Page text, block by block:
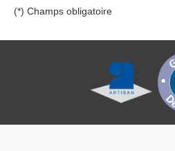
(*) Champs obligatoire